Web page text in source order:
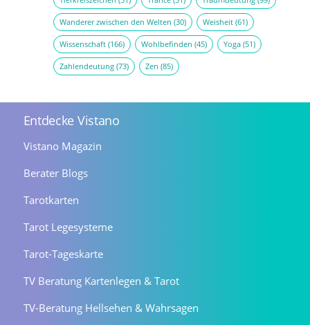
Wanderer zwischen den Welten (30) Weisheit(61)
Wissenschaft(166) Wohlbefinden (45) Yoga(51)
Zahlendeutung(73) Zen (85)
Entdecke Vistano
Vistano Magazin
Berater Blogs
Tarotkarten
Tarot Legesysteme
Tarot-Tageskarte
TV Beratung Kartenlegen & Tarot
TV-Beratung Hellsehen & Wahrsagen